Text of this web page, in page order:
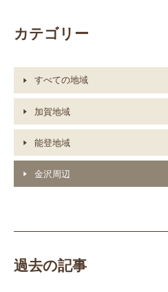
カテゴリー
すべての地域
加賀地域
能登地域
金沢周辺
過去の記事